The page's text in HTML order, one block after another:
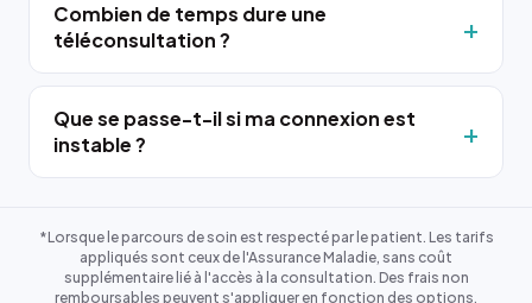
Combien de temps dure une
téléconsultation ?
Que se passe-t-il si ma connexion est
instable ?
*Lorsque le parcours de soin est respecté par le patient. Les tarifs
appliqués sont ceux de l'Assurance Maladie, sans coût
supplémentaire lié à l'accès à la consultation. Des frais non
remboursables peuvent s'appliquer en fonction des options.